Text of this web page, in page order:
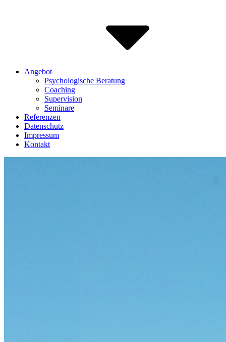
Angebot
Psychologische Beratung
Coaching
Supervision
Seminare
Referenzen
Datenschutz
Impressum
Kontakt